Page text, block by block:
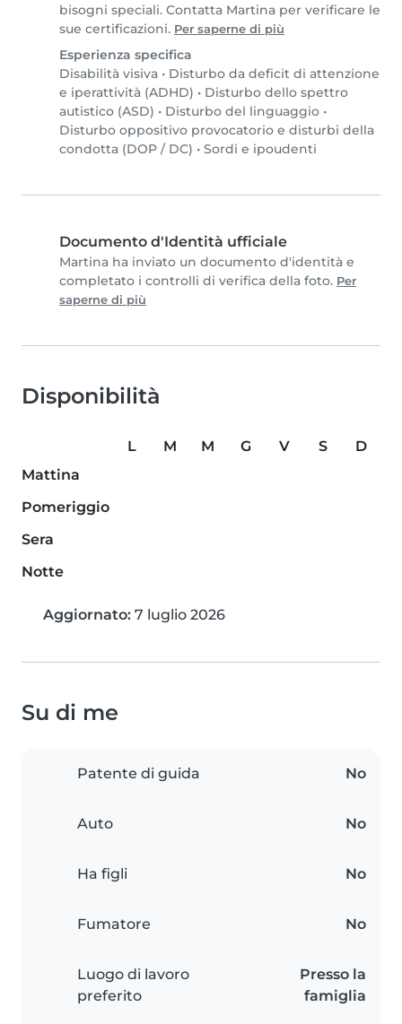
bisogni speciali. Contatta Martina per verificare le
sue certificazioni. Per saperne di più
Esperienza specifica
Disabilità visiva • Disturbo da deficit di attenzione
e iperattività (ADHD) • Disturbo dello spettro
autistico (ASD) • Disturbo del linguaggio •
Disturbo oppositivo provocatorio e disturbi della
condotta (DOP / DC) • Sordi e ipoudenti
Documento d'Identità ufficiale
Martina ha inviato un documento d'identità e
completato i controlli di verifica della foto. Per
saperne di più
Disponibilità
L M M G V S
D
Mattina
Pomeriggio
Sera
Notte
Aggiornato: 7 luglio 2026
Su di me
Patente di guida No
Auto No
Ha figli No
Fumatore No
Luogo di lavoro
preferito
Presso la
famiglia